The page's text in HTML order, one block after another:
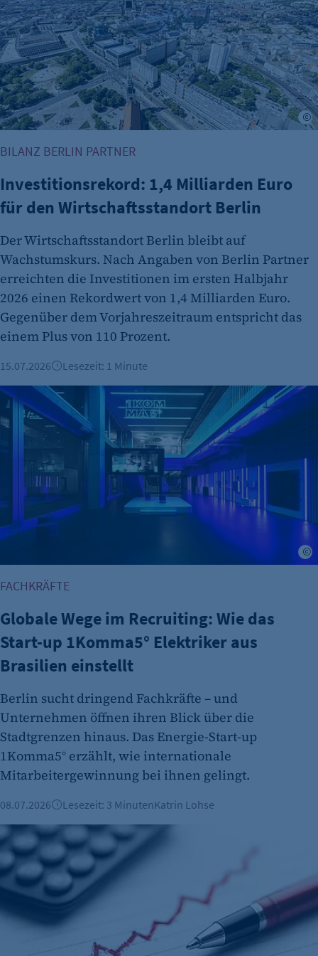
Besuchers, wenn auf der Seite des Kunden das
Tracking Opt-In ausgespielt wird. Wird auch
für ein eventuelles Opt-Out verwendet.
Cookie Laufzeit:
"no" - 50 Jahre "yes" - 480 Tage
fe_typo_user
fe_typo_user
Anbieter:
CMS TYPO3
Session-Cookie für die Verwaltung von
Benutzer-Sessions (z. B. bei Login, Umfrage
oder Formularen). Wird auch bei Caching zur
Identifizierung verwendet.
Cookie Laufzeit:
Session
Cookie Consent
Name:
cookie_consent
Zweck:
Dieser Cookie speichert die ausgewählten
Einverständnis-Optionen des Benutzers
Cookie Laufzeit:
1 Jahr
etracker Analytics
et_oi_v2
Anbieter:
etracker GmbH
Zweck:
2 Jahre
etracker Analytics
Name:
et_allow_cookies
Anbieter:
etracker GmbH
BILANZ BERLIN PARTNER
Investitionsrekord: 1,4 Milliarden Euro
für den Wirtschaftsstandort Berlin
Der Wirtschaftsstandort Berlin bleibt auf
Wachstumskurs. Nach Angaben von Berlin Partner
erreichten die Investitionen im ersten Halbjahr
2026 einen Rekordwert von 1,4 Milliarden Euro.
Gegenüber dem Vorjahreszeitraum entspricht das
einem Plus von 110 Prozent.
15.07.2026 Lesezeit: 1 Minute
Globale Wege im Recruiting: Wie das Start-up 1Komma5°
FACHKRÄFTE
Globale Wege im Recruiting: Wie das
Start-up 1Komma5° Elektriker aus
Brasilien einstellt
Berlin sucht dringend Fachkräfte – und
Unternehmen öffnen ihren Blick über die
Stadtgrenzen hinaus. Das Energie-Start-up
1Komma5° erzählt, wie internationale
Mitarbeitergewinnung bei ihnen gelingt.
08.07.2026 Lesezeit: 3 MinutenKatrin Lohse
Arbeitsmarkt: Arbeitslosenquote weiter bei über 10 Prozent